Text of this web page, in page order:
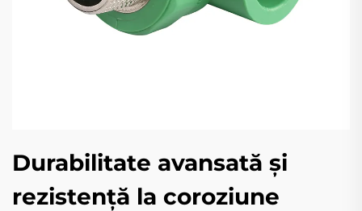
Durabilitate avansată și
rezistență la coroziune